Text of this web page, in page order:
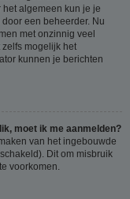
algemeen kun je je
een beheerder. Nu
met onzinnig veel
mogelijk het
kunnen je berichten
moet ik me aanmelden?
van het ingebouwde
Dit om misbruik
voorkomen.